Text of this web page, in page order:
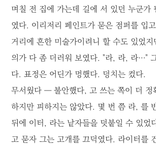
며칠 전 집에 가는데 길에 서 있던 누군가
였다. 이리저리 페인트가 묻은 점퍼를 입
거리에 흔한 미술가이려니 할 수도 있었
의가 다 좀 더러워 보였다. "라, 라, 라…"
다. 표정은 어딘가 멍했다. 덩치는 컸다.
무서웠다 ― 불안했다, 고 쓰는 쪽이 더
하지만 피하지는 않았다. 몇 번 쯤 라, 를
뒤에 이터, 라는 낱자들을 덧붙일 수 있었
고 묻자 그는 고개를 끄덕였다. 라이터를